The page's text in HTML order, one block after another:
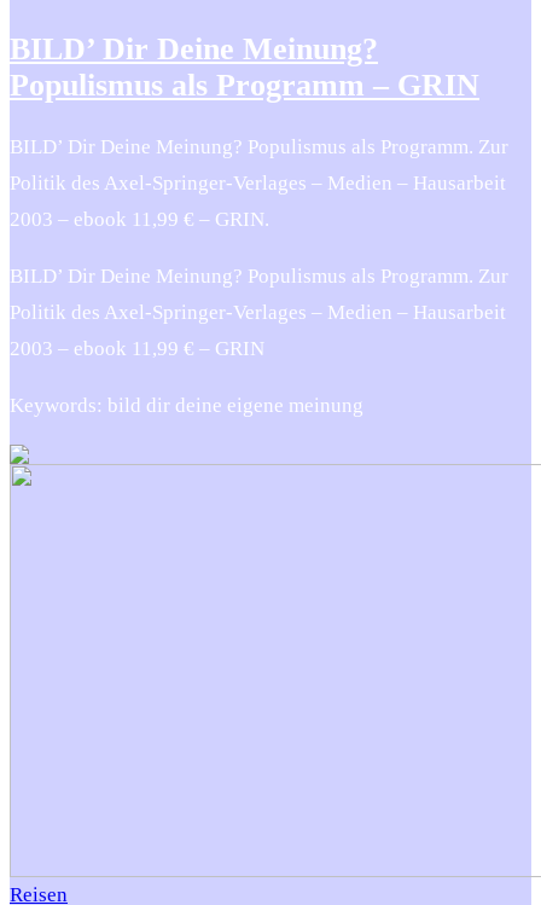
BILD’ Dir Deine Meinung?
Populismus als Programm – GRIN
BILD’ Dir Deine Meinung? Populismus als Programm. Zur
Politik des Axel-Springer-Verlages – Medien – Hausarbeit
2003 – ebook 11,99 € – GRIN.
BILD’ Dir Deine Meinung? Populismus als Programm. Zur
Politik des Axel-Springer-Verlages – Medien – Hausarbeit
2003 – ebook 11,99 € – GRIN
Keywords: bild dir deine eigene meinung
Reisen